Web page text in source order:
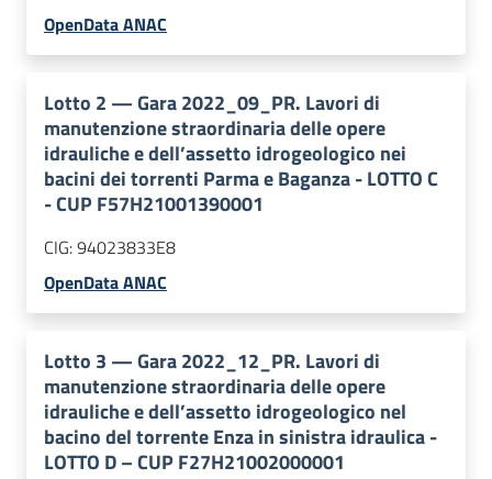
OpenData ANAC
Lotto 2 —Gara 2022_09_PR. Lavori di
manutenzione straordinaria delle opere
idrauliche e dell’assetto idrogeologico nei
bacini dei torrenti Parma e Baganza - LOTTO C
- CUP F57H21001390001
CIG:94023833E8
OpenData ANAC
Lotto 3 —Gara 2022_12_PR. Lavori di
manutenzione straordinaria delle opere
idrauliche e dell’assetto idrogeologico nel
bacino del torrente Enza in sinistra idraulica -
LOTTO D – CUP F27H21002000001